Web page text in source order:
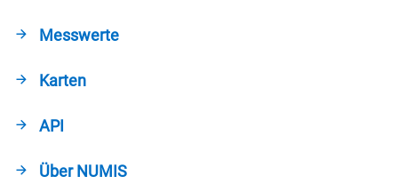
Messwerte
Karten
API
Über NUMIS